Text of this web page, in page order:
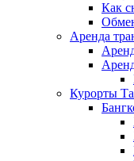
Как
Аренда
Курорты